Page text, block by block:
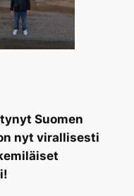
Suomen
nyt virallisesti